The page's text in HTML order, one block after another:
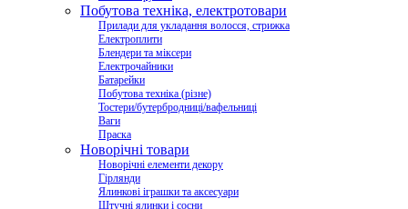
Побутова техніка, електротовари
Прилади для укладання волосся, стрижка
Електроплити
Блендери та міксери
Електрочайники
Батарейки
Побутова техніка (різне)
Тостери/бутербродниці/вафельниці
Ваги
Праска
Новорічні товари
Новорічні елементи декору
Гірлянди
Ялинкові іграшки та аксесуари
Штучні ялинки і сосни